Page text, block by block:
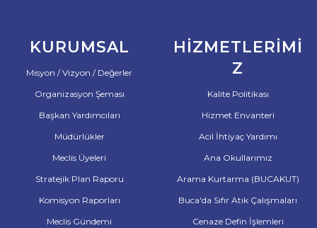
KURUMSAL
Misyon / Vizyon / Değerler
Organizasyon Şeması
Başkan Yardımcıları
Müdürlükler
Meclis Üyeleri
Stratejik Plan Raporu
Komisyon Raporları
Meclis Gündemi
HIZMETLERIMI
Z
Kalite Politikası
Hizmet Envanteri
Acil İhtiyaç Yardımı
Ana Okullarımız
Arama Kurtarma (BUCAKUT)
Buca'da Sıfır Atık Çalışmaları
Cenaze Defin İşlemleri